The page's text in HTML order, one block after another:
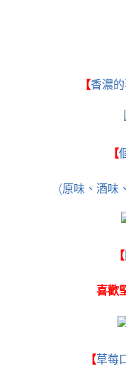
【香濃
【
(原味、酒味
【
喜歡
【草莓